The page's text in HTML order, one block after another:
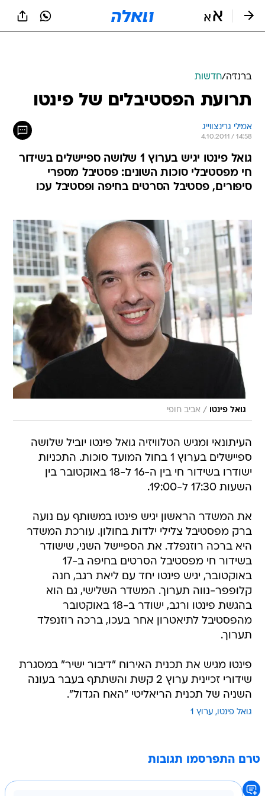
ברנז'ה/חדשות
תרועת הפסטיבלים של פינטו
אמילי גרינצווייג
4.10.2011 / 14:58
גואל פינטו יגיש בערוץ 1 שלושה ספיישלים בשידור
חי מפסטיבלי סוכות השונים: פסטיבל מספרי
סיפורים, פסטיבל הסרטים בחיפה ופסטיבל עכו
גואל פינטו / אביב חופי
העיתונאי ומגיש הטלוויזיה גואל פינטו יוביל שלושה
ספיישלים בערוץ 1 בחול המועד סוכות. התכניות
ישודרו בשידור חי בין ה-16 ל-18 באוקטובר בין
השעות 17:30 ל-19:00.
את המשדר הראשון יגיש פינטו במשותף עם נועה
ברק מפסטיבל צלילי ילדות בחולון. עורכת המשדר
היא ברכה רוזנפלד. את הספיישל השני, שישודר
בשידור חי מפסטיבל הסרטים בחיפה ב-17
באוקטובר, יגיש פינטו יחד עם ליאת רגב, חנה
קלופפר-נווה תערוך. המשדר השלישי, גם הוא
בהגשת פינטו ורגב, ישודר ב-18 באוקטובר
מהפסטיבל לתיאטרון אחר בעכו, ברכה רוזנפלד
תערוך.
פינטו מגיש את תכנית האירוח "דיבור ישיר" במסגרת
שידורי זכיינית ערוץ 2 קשת והשתתף בעבר בעונה
השניה של תכנית הריאליטי "האח הגדול".
גואל פינטו ערוץ 1
טרם התפרסמו תגובות